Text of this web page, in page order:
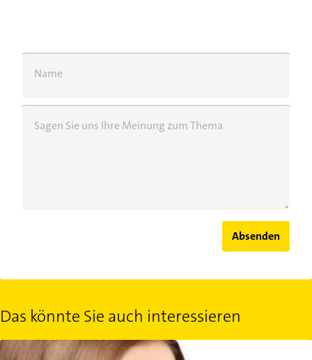
Name
Sagen Sie uns Ihre Meinung zum Thema
Absenden
Das könnte Sie auch interessieren
Krankheiten am Geruch erkennen: Wann Schnüffeln hilft